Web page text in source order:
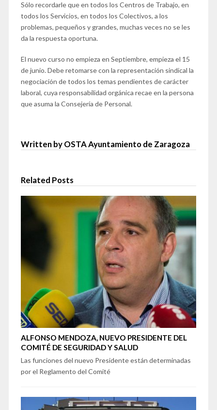
Sólo recordarle que en todos los Centros de Trabajo, en
todos los Servicios, en todos los Colectivos, a los
problemas, pequeños y grandes, muchas veces no se les
da la respuesta oportuna.
El nuevo curso no empieza en Septiembre, empieza el 15
de junio. Debe retomarse con la representación sindical la
negociación de todos los temas pendientes de carácter
laboral, cuya responsabilidad orgánica recae en la persona
que asuma la Consejería de Personal.
Written by OSTA Ayuntamiento de Zaragoza
Related Posts
ALFONSO MENDOZA, NUEVO PRESIDENTE DEL
COMITÉ DE SEGURIDAD Y SALUD
Las funciones del nuevo Presidente están determinadas
por el Reglamento del Comité